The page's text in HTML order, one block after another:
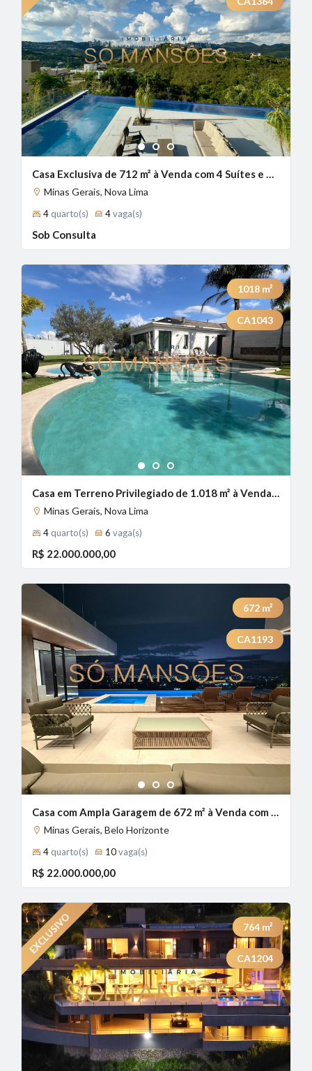
1 2 3
Casa Exclusiva de 712 m² à Venda com 4 Suítes e Vista Deslumbrante no Vale dos Cristais, Nova Lima - MG
Minas Gerais, Nova Lima
4 quarto(s) 4vaga(s)
Sob Consulta
1 2 3
1018 m²
CA1043
Casa em Terreno Privilegiado de 1.018 m² à Venda com 2 Suítes e Vista Panorâmica no Alphaville - Lagoa dos Ingleses, Nova Lima - MG
Minas Gerais, Nova Lima
4 quarto(s) 6 vaga(s)
R$ 22.000.000,00
1 2 3
672 m²
CA1193
Minas Gerais, Belo Horizonte
4 quarto(s) 10vaga(s)
R$ 22.000.000,00
764 m²
CA1204